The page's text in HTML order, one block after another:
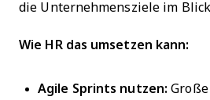
die Unternehmensziele im
Wie HR das umsetzen kann:
Agile Sprints nutzen: